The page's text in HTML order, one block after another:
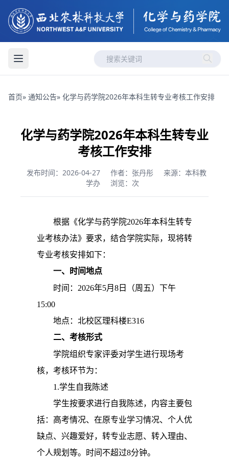
首页» 通知公告» 化学与药学院2026年本科生转专业考核工作安排
化学与药学院2026年本科生转专业
考核工作安排
发布时间：2026-04-27 作者：张丹彤
来源：本科教
学办
浏览： 次
根据《化学与药学院2026年本科生转专
业考核办法》要求，结合学院实际，现将转
专业考核安排如下：
一、
时间地点
时间：2026年5月8日（周五）下午
15:00
地点：北校区理科楼E316
二、 考核形式
学院组织专家评委对学生进行现场考
核，考核环节为：
1.学生自我陈述
学生按要求进行自我陈述，内容主要包
括：高考情况、在原专业学习情况、个人优
缺点、兴趣爱好，转专业志愿、转入理由、
个人规划等。时间不超过8分钟。